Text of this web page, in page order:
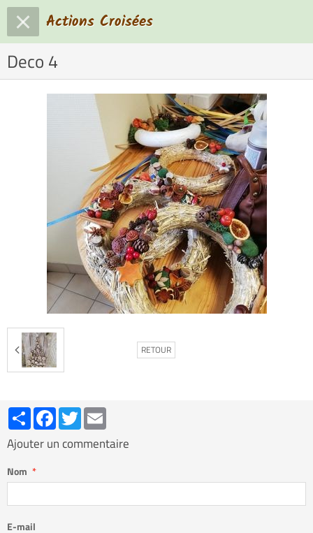
Actions Croisées
Deco 4
RETOUR
PartagerFacebookTwitter
Ajouter un commentaire
Nom
E-mail